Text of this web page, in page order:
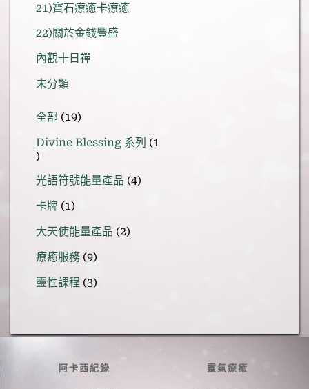
21)寶石療癒卡療癒
22)關於金錢豐盛
內觀十日禪
未分類
全部 1919
產
Divine Blessing 系列
1
1
產
品
光語符號能量產品 44
卡牌 11
產
品
大天使能量產品 22
療癒服務 99
產
靈性課程 33
阿卡西紀錄 靈氣療癒